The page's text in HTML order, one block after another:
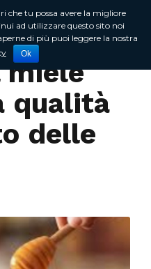
miele
qualità
delle
che tu possa avere la migliore
ad utilizzare questo sito noi
di più puoi leggere la nostra
Ok